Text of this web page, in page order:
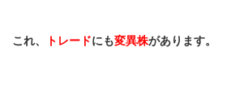
これ、 トレードにも変異株があります。